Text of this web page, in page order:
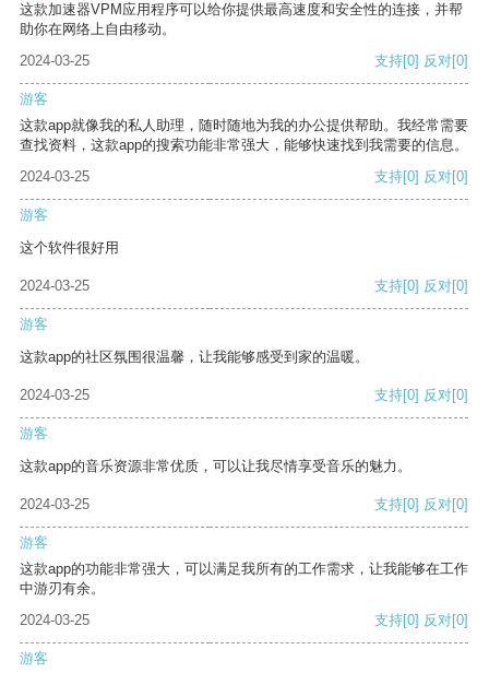
这款加速器VPM应用程序可以给你提供最高速度和安全性的连接，并帮
助你在网络上自由移动。
2024-03-25
支持[0] 反对[0]
游客
这款app就像我的私人助理，随时随地为我的办公提供帮助。我经常需要
查找资料，这款app的搜索功能非常强大，能够快速找到我需要的信息。
2024-03-25
支持[0] 反对[0]
游客
这个软件很好用
2024-03-25 支持[0] 反对[0]
游客
这款app的社区氛围很温馨，让我能够感受到家的温暖。
2024-03-25 支持[0] 反对[0]
游客
这款app的音乐资源非常优质，可以让我尽情享受音乐的魅力。
2024-03-25 支持[0] 反对[0]
游客
这款app的功能非常强大，可以满足我所有的工作需求，让我能够在工作
中游刃有余。
2024-03-25
支持[0] 反对[0]
游客